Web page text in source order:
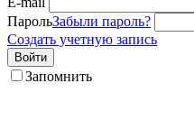
ПарольЗабыли пароль?
Создать учетную запись
Войти
Запомнить